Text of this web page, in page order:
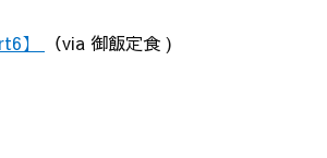
】 （via 御飯定食 )